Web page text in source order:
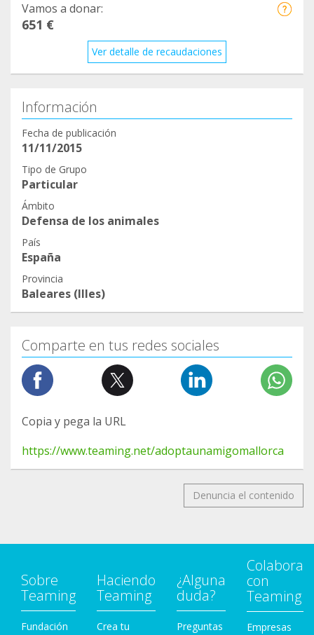
Vamos a donar:
651 €
Ver detalle de recaudaciones
Información
Fecha de publicación
11/11/2015
Tipo de Grupo
Particular
Ámbito
Defensa de los animales
País
España
Provincia
Baleares (Illes)
Comparte en tus redes sociales
Copia y pega la URL
https://www.teaming.net/adoptaunamigomallorca
Denuncia el contenido
Sobre
Teaming
Fundación
Haciendo
Teaming
Crea tu
¿Alguna
duda?
Preguntas
Colabora
con
Teaming
Empresas